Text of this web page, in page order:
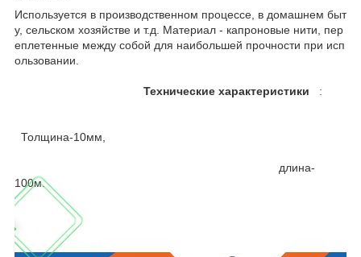
Используется в производственном процессе, в домашнем быт
у, сельском хозяйстве и т.д. Материал - капроновые нити, пер
еплетенные между собой для наибольшей прочности при исп
ользовании.
Технические характеристики :
Толщина-10мм,
длина-
100м.